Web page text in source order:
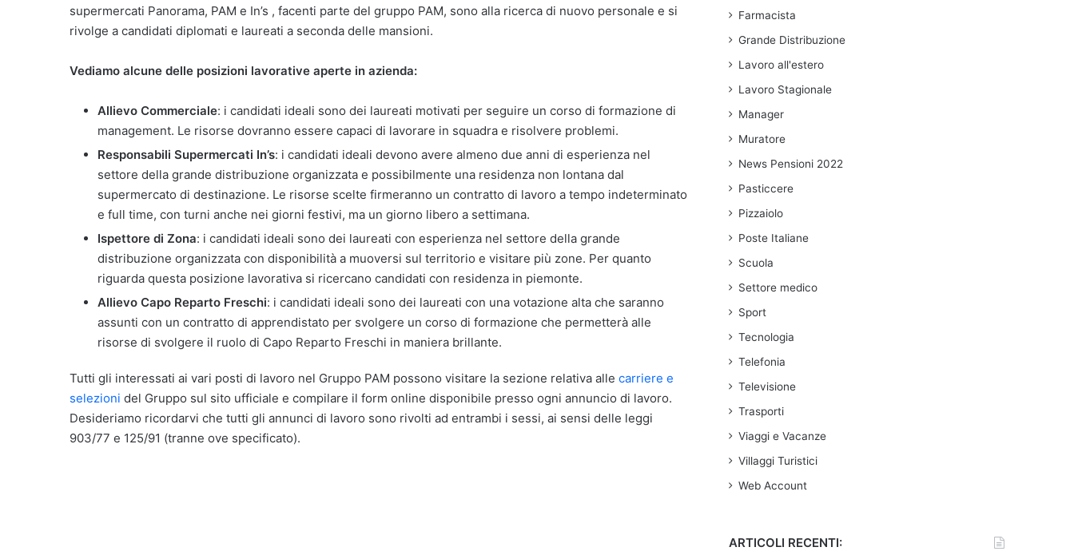
supermercati Panorama, PAM e In’s , facenti parte del gruppo PAM, sono alla ricerca di nuovo personale e si
rivolge a candidati diplomati e laureati a seconda delle mansioni.
Vediamo alcune delle posizioni lavorative aperte in azienda:
Allievo Commerciale: i candidati ideali sono dei laureati motivati per seguire un corso di formazione di
management. Le risorse dovranno essere capaci di lavorare in squadra e risolvere problemi.
Responsabili Supermercati In’s: i candidati ideali devono avere almeno due anni di esperienza nel
settore della grande distribuzione organizzata e possibilmente una residenza non lontana dal
supermercato di destinazione. Le risorse scelte firmeranno un contratto di lavoro a tempo indeterminato
e full time, con turni anche nei giorni festivi, ma un giorno libero a settimana.
Ispettore di Zona: i candidati ideali sono dei laureati con esperienza nel settore della grande
distribuzione organizzata con disponibilità a muoversi sul territorio e visitare più zone. Per quanto
riguarda questa posizione lavorativa si ricercano candidati con residenza in piemonte.
Allievo Capo Reparto Freschi: i candidati ideali sono dei laureati con una votazione alta che saranno
assunti con un contratto di apprendistato per svolgere un corso di formazione che permetterà alle
risorse di svolgere il ruolo di Capo Reparto Freschi in maniera brillante.
Tutti gli interessati ai vari posti di lavoro nel Gruppo PAM possono visitare la sezione relativa alle carriere e
selezioni del Gruppo sul sito ufficiale e compilare il form online disponibile presso ogni annuncio di lavoro.
Desideriamo ricordarvi che tutti gli annunci di lavoro sono rivolti ad entrambi i sessi, ai sensi delle leggi
903/77 e 125/91 (tranne ove specificato).
Farmacista
Grande Distribuzione
Lavoro all'estero
Lavoro Stagionale
Manager
Muratore
News Pensioni 2022
Pasticcere
Pizzaiolo
Poste Italiane
Scuola
Settore medico
Sport
Tecnologia
Telefonia
Televisione
Trasporti
Viaggi e Vacanze
Villaggi Turistici
Web Account
ARTICOLI RECENTI: